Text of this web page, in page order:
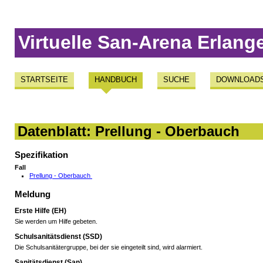
Virtuelle San-Arena
STARTSEITE HANDBUCH SUCHE
Datenblatt: Prellung - Oberbauch
Spezifikation
Fall
Prellung - Oberbauch
Meldung
Erste Hilfe (EH)
Sie werden um Hilfe gebeten.
Schulsanitätsdienst (SSD)
Die Schulsanitätergruppe, bei der sie eingeteilt sind, wird alarmiert.